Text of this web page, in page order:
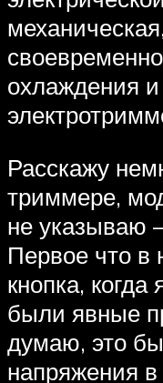
охлаждения
Расскажу
триммере,
не указываю
Первое что в
кнопка,
были явные
думаю, это
напряжения